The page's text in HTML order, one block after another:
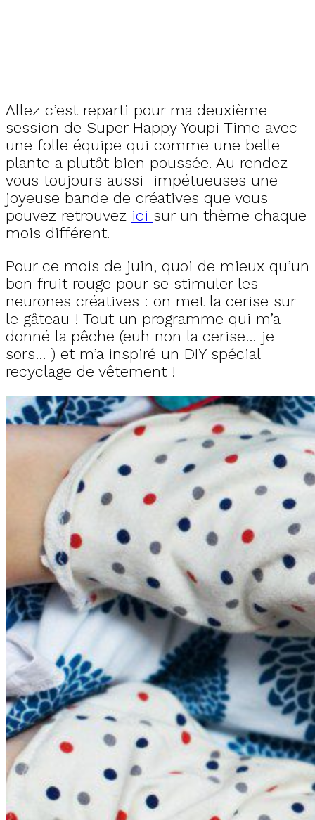
Allez c’est reparti pour ma deuxième
session de Super Happy Youpi Time avec
une folle équipe qui comme une belle
plante a plutôt bien poussée. Au rendez-
vous toujours aussi impétueuses une
joyeuse bande de créatives que vous
pouvez retrouvez ici sur un thème chaque
mois différent.
Pour ce mois de juin, quoi de mieux qu’un
bon fruit rouge pour se stimuler les
neurones créatives : on met la cerise sur
le gâteau ! Tout un programme qui m’a
donné la pêche (euh non la cerise… je
sors… ) et m’a inspiré un DIY spécial
recyclage de vêtement !